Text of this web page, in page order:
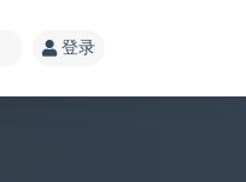
登录